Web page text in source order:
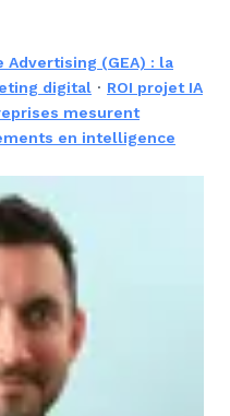
Advertising (GEA) : la
digital · ROI projet IA
mesurent
en intelligence